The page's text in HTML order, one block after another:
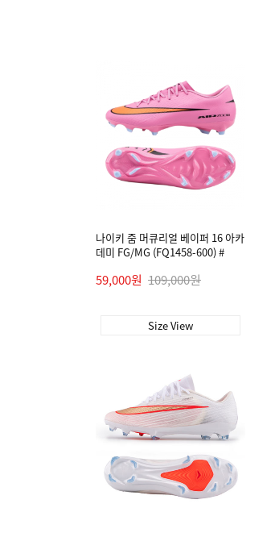
나이키 줌 머큐리얼 베이퍼 16 아카
데미 FG/MG (FQ1458-600) #
59,000원 109,000원
Size View